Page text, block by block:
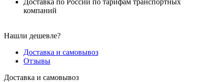
компаний
Нашли дешевле?
Доставка и самовывоз
Отзывы
Доставка и самовывоз